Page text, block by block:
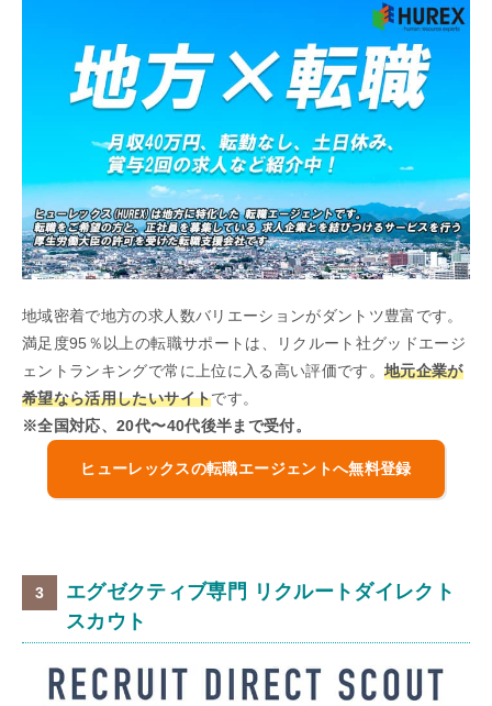
地域密着で地方の求人数バリエーションがダントツ豊富です。
満足度95％以上の転職サポートは、リクルート社グッドエージ
ェントランキングで常に上位に入る高い評価です。地元企業が
希望なら活用したいサイトです。
※全国対応、20代〜40代後半まで受付。
ヒューレックスの転職エージェントへ無料登録
エグゼクティブ専門 リクルートダイレクト
スカウト